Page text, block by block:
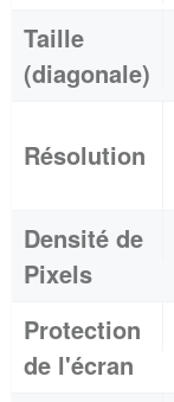
Taille
(diagonale)
Résolution
Densité de
Pixels
Protection
de l'écran